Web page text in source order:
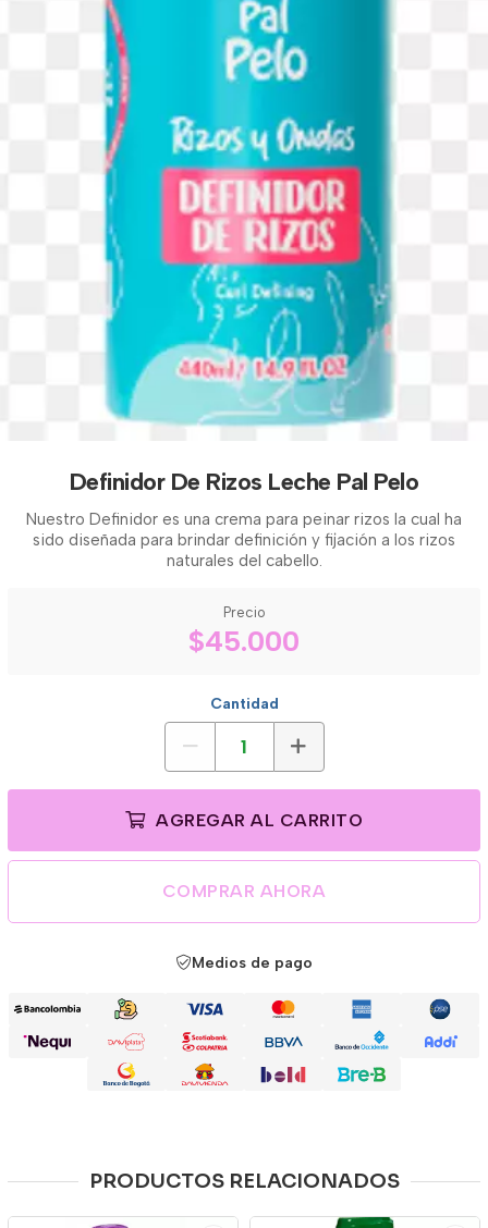
Definidor De Rizos Leche Pal Pelo
Nuestro Definidor es una crema para peinar rizos la cual ha
sido diseñada para brindar definición y fijación a los rizos
naturales del cabello.
Precio
$45.000
Cantidad
AGREGAR AL CARRITO
COMPRAR AHORA
Medios de pago
PRODUCTOS RELACIONADOS